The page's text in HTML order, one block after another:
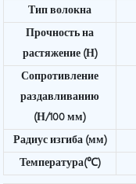
Тип волокна
Прочность на
растяжение (Н)
Сопротивление
раздавливанию
(Н/100 мм)
Радиус изгиба (мм)
Температура(℃)